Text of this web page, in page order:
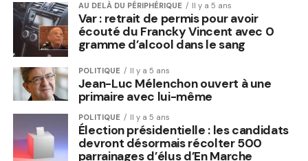
AU DELÀ DU PÉRIPHÉRIQUE Il y a 5 ans
Var : retrait de permis pour avoir
écouté du Francky Vincent avec 0
gramme d’alcool dans le sang
POLITIQUE Il y a 5 ans
Jean-Luc Mélenchon ouvert à une
primaire avec lui-même
POLITIQUE Il y a 5 ans
Élection présidentielle : les candidats
devront désormais récolter 500
parrainages d’élus d’En Marche